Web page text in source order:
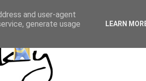
and user-agent
generate usage
LEARN